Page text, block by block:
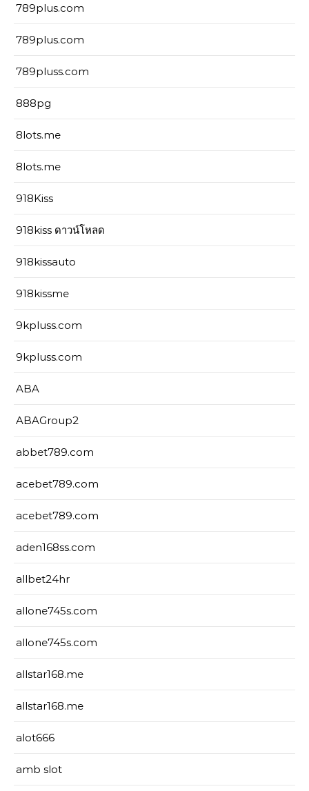
789plus.com
789plus.com
789pluss.com
888pg
8lots.me
8lots.me
918Kiss
918kiss ดาวน์โหลด
918kissauto
918kissme
9kpluss.com
9kpluss.com
ABA
ABAGroup2
abbet789.com
acebet789.com
acebet789.com
aden168ss.com
allbet24hr
allone745s.com
allone745s.com
allstar168.me
allstar168.me
alot666
amb slot